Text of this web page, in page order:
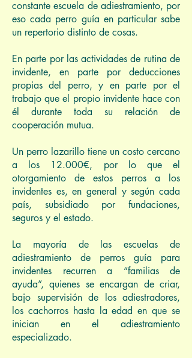
constante escuela de adiestramiento, por
eso cada perro guía en particular sabe
un repertorio distinto de cosas.
En parte por las actividades de rutina de
invidente, en parte por deducciones
propias del perro, y en parte por el
trabajo que el propio invidente hace con
él durante toda su relación de
cooperación mutua.
Un perro lazarillo tiene un costo cercano
a los 12.000€, por lo que el
otorgamiento de estos perros a los
invidentes es, en general y según cada
país, subsidiado por fundaciones,
seguros y el estado.
La mayoría de las escuelas de
adiestramiento de perros guía para
invidentes recurren a “familias de
ayuda”, quienes se encargan de criar,
bajo supervisión de los adiestradores,
los cachorros hasta la edad en que se
inician en el adiestramiento
especializado.